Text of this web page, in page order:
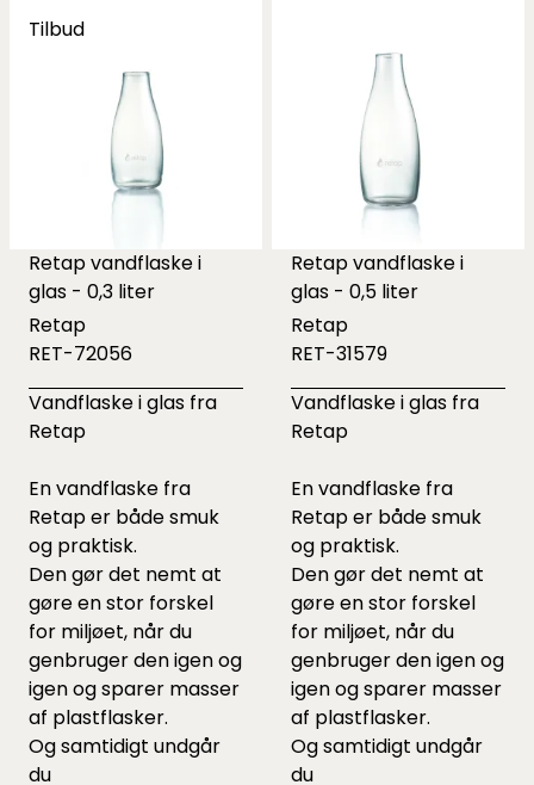
Tilbud
Retap vandflaske i
glas - 0,3 liter
Retap
RET-72056
Vandflaske i glas fra
Retap
En vandflaske fra
Retap er både smuk
og praktisk.
Den gør det nemt at
gøre en stor forskel
for miljøet, når du
genbruger den igen og
igen og sparer masser
af plastflasker.
Og samtidigt undgår
du
Retap vandflaske i
glas - 0,5 liter
Retap
RET-31579
Vandflaske i glas fra
Retap
En vandflaske fra
Retap er både smuk
og praktisk.
Den gør det nemt at
gøre en stor forskel
for miljøet, når du
genbruger den igen og
igen og sparer masser
af plastflasker.
Og samtidigt undgår
du